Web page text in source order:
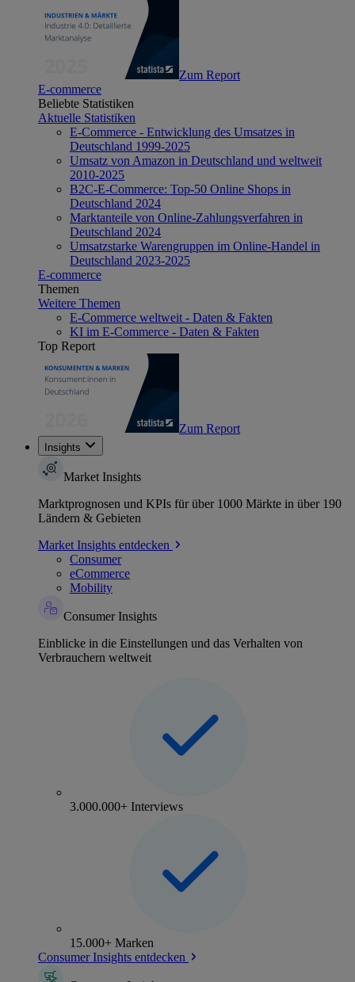
Zum Report
E-commerce
Beliebte Statistiken
Aktuelle Statistiken
E-Commerce - Entwicklung des Umsatzes in
Deutschland 1999-2025
Umsatz von Amazon in Deutschland und weltweit
2010-2025
B2C-E-Commerce: Top-50 Online Shops in
Deutschland 2024
Marktanteile von Online-Zahlungsverfahren in
Deutschland 2024
Umsatzstarke Warengruppen im Online-Handel in
Deutschland 2023-2025
E-commerce
Themen
Weitere Themen
E-Commerce weltweit - Daten & Fakten
KI im E-Commerce - Daten & Fakten
Top Report
Zum Report
Insights
Market Insights
Marktprognosen und KPIs für über 1000 Märkte in über 190
Ländern & Gebieten
Market Insights entdecken
Consumer
eCommerce
Mobility
Consumer Insights
Einblicke in die Einstellungen und das Verhalten von
Verbrauchern weltweit
3.000.000+ Interviews
15.000+ Marken
Consumer Insights entdecken